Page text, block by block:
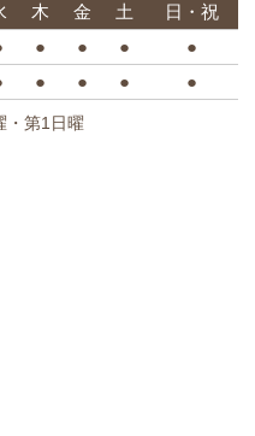
木 金 土
日・祝
● ● ●
●
● ● ● ●
・第1日曜